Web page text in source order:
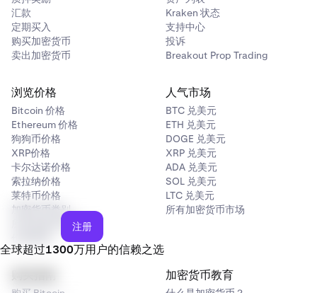
注册
全球超过1300万用户的信赖之选
汇款
定期买入
购买加密货币
卖出加密货币
Kraken 状态
支持中心
投诉
Breakout Prop Trading
浏览价格
Bitcoin 价格
Ethereum 价格
狗狗币价格
XRP价格
卡尔达诺价格
索拉纳价格
莱特币价格
加密货币类别
所有加密货币价格
人气市场
BTC 兑美元
ETH 兑美元
DOGE 兑美元
XRP 兑美元
ADA 兑美元
SOL 兑美元
LTC 兑美元
所有加密货币市场
加密货币教育